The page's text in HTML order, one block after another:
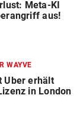
Meta-KI
aus!
WAYVE
Uber erhält
in London